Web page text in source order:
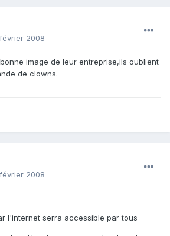
2008
image de leur entreprise,ils oublient
de clowns.
2008
l'internet serra accessible par tous